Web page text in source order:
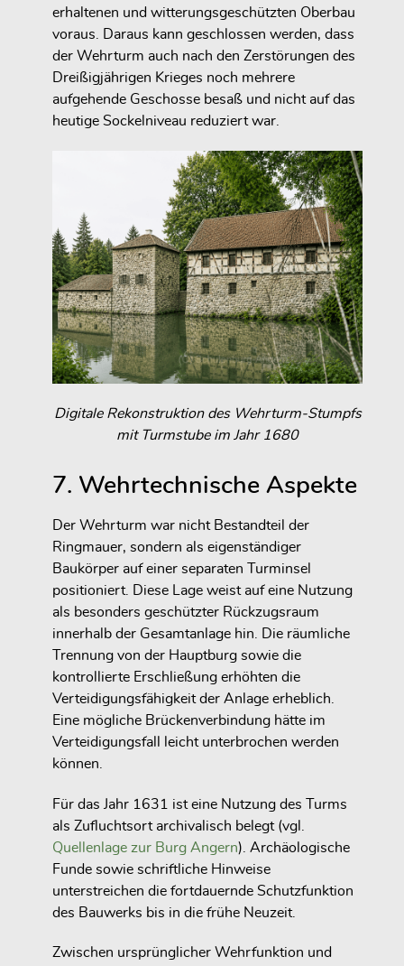
erhaltenen und witterungsgeschützten Oberbau
voraus. Daraus kann geschlossen werden, dass
der Wehrturm auch nach den Zerstörungen des
Dreißigjährigen Krieges noch mehrere
aufgehende Geschosse besaß und nicht auf das
heutige Sockelniveau reduziert war.
Digitale Rekonstruktion des Wehrturm-Stumpfs
mit Turmstube im Jahr 1680
7. Wehrtechnische Aspekte
Der Wehrturm war nicht Bestandteil der
Ringmauer, sondern als eigenständiger
Baukörper auf einer separaten Turminsel
positioniert. Diese Lage weist auf eine Nutzung
als besonders geschützter Rückzugsraum
innerhalb der Gesamtanlage hin. Die räumliche
Trennung von der Hauptburg sowie die
kontrollierte Erschließung erhöhten die
Verteidigungsfähigkeit der Anlage erheblich.
Eine mögliche Brückenverbindung hätte im
Verteidigungsfall leicht unterbrochen werden
können.
Für das Jahr 1631 ist eine Nutzung des Turms
als Zufluchtsort archivalisch belegt (vgl.
Quellenlage zur Burg Angern). Archäologische
Funde sowie schriftliche Hinweise
unterstreichen die fortdauernde Schutzfunktion
des Bauwerks bis in die frühe Neuzeit.
Zwischen ursprünglicher Wehrfunktion und